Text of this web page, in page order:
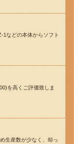
1などの本体からソフト
を高くご評価致しま
生産数が少なく、却っ